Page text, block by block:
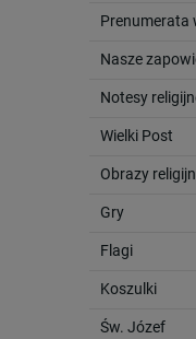
Prenumerata
Nasze
Notesy
Wielki Post
Obrazy
Gry
Flagi
Koszulki
Św. Józef